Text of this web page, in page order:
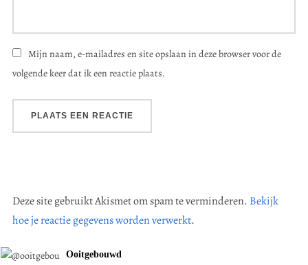
Mijn naam, e-mailadres en site opslaan in deze browser voor de
volgende keer dat ik een reactie plaats.
Deze site gebruikt Akismet om spam te verminderen. Bekijk
hoe je reactie gegevens worden verwerkt.
Ooitgebouwd